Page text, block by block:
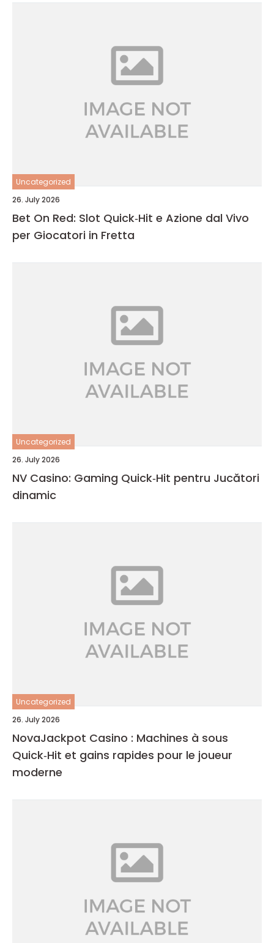
Uncategorized
26. July 2026
Bet On Red: Slot Quick‑Hit e Azione dal Vivo
per Giocatori in Fretta
Uncategorized
26. July 2026
NV Casino: Gaming Quick‑Hit pentru Jucători
dinamic
Uncategorized
26. July 2026
NovaJackpot Casino : Machines à sous
Quick‑Hit et gains rapides pour le joueur
moderne